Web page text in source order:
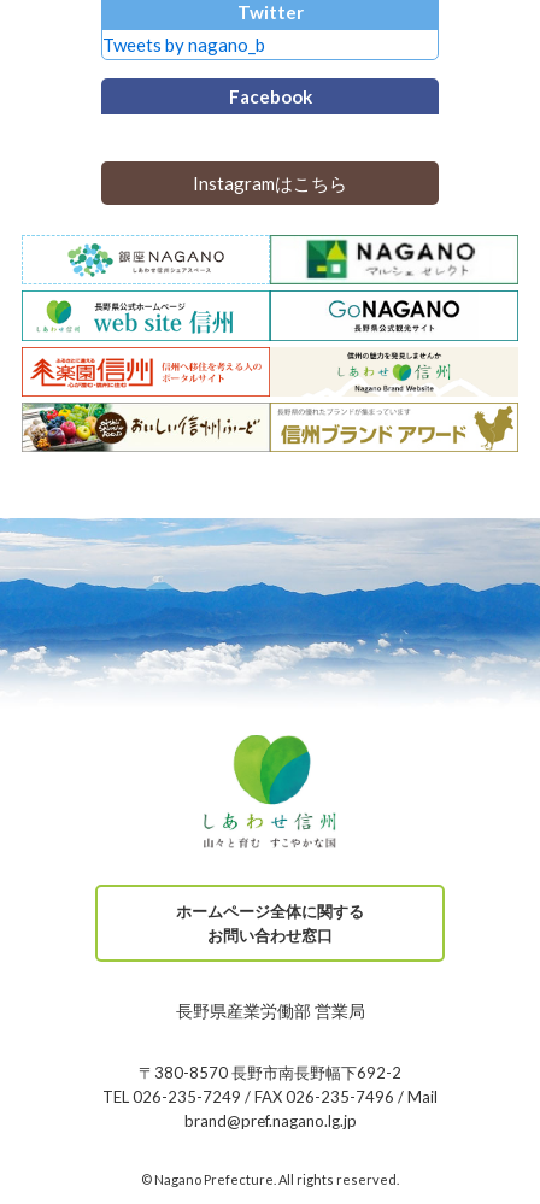
Twitter
Tweets by nagano_b
Facebook
Instagramはこちら
ホームページ全体に関する
お問い合わせ窓口
長野県産業労働部 営業局
〒380-8570 長野市南長野幅下692-2
TEL 026-235-7249 / FAX 026-235-7496 / Mail
brand@pref.nagano.lg.jp
© Nagano Prefecture. All rights reserved.